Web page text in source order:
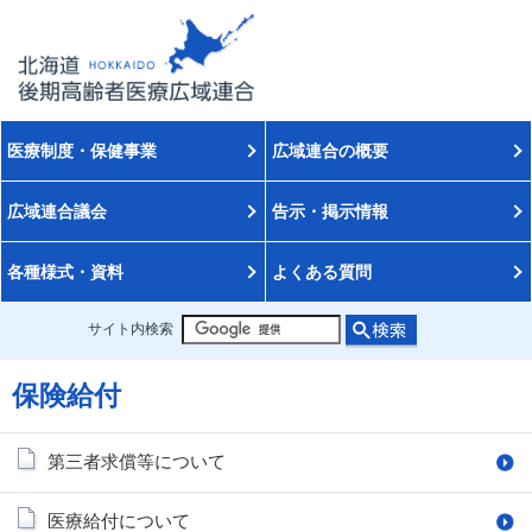
医療制度・保健事業 広域連合の概要
広域連合議会 告示・掲示情報
各種様式・資料 よくある質問
サイト内検索
保険給付
第三者求償等について
医療給付について